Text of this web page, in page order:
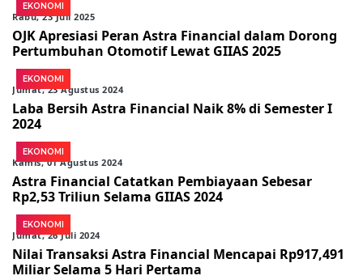
EKONOMI
Rabu, 23 Juli 2025
OJK Apresiasi Peran Astra Financial dalam Dorong
Pertumbuhan Otomotif Lewat GIIAS 2025
EKONOMI
Jumat, 23 Agustus 2024
Laba Bersih Astra Financial Naik 8% di Semester I
2024
EKONOMI
Kamis, 01 Agustus 2024
Astra Financial Catatkan Pembiayaan Sebesar
Rp2,53 Triliun Selama GIIAS 2024
EKONOMI
Jumat, 26 Juli 2024
Nilai Transaksi Astra Financial Mencapai Rp917,491
Miliar Selama 5 Hari Pertama